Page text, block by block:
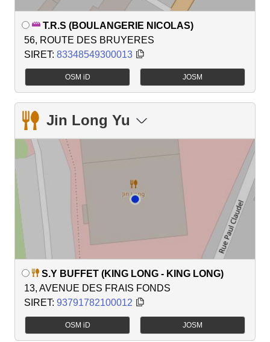
T.R.S (BOULANGERIE NICOLAS)
56, ROUTE DES BRUYERES
SIRET: 83348549300013
OSM iD JOSM
Jin Long Yu
S.Y BUFFET (KING LONG - KING LONG)
13, AVENUE DES FRAIS FONDS
SIRET: 93791782100012
OSM iD JOSM